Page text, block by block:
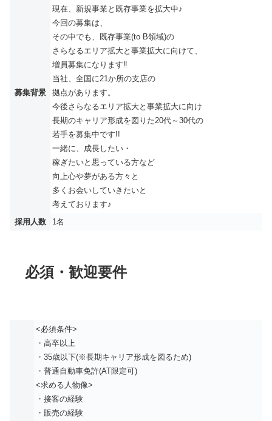
募集背景
現在、新規事業と既存事業を拡大中♪
今回の募集は、
その中でも、既存事業(to B領域)の
さらなるエリア拡大と事業拡大に向けて、
増員募集になります‼
当社、全国に21か所の支店の
拠点があります。
今後さらなるエリア拡大と事業拡大に向け
長期のキャリア形成を図りた20代～30代の
若手を募集中です!!
一緒に、成長したい・
稼ぎたいと思っている方など
向上心や夢がある方々と
多くお会いしていきたいと
考えております♪
採用人数
1名
必須・歓迎要件
<必須条件>
・高卒以上
・35歳以下(※長期キャリア形成を図るため)
・普通自動車免許(AT限定可)
<求める人物像>
・接客の経験
・販売の経験